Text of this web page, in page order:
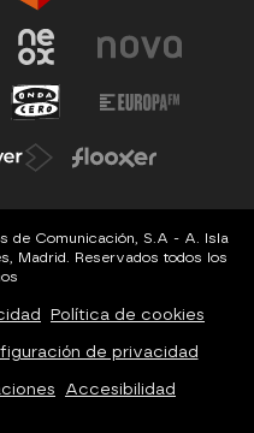
de Comunicación, S.A - A. Isla
Madrid. Reservados todos los
Política de cookies
de privacidad
Accesibilidad